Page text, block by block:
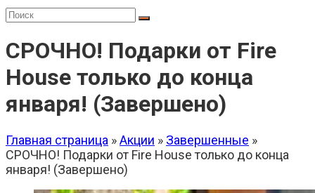
СРОЧНО! Подарки от Fire
House только до конца
января! (Завершено)
Главная страница »Акции » Завершенные »
СРОЧНО! Подарки от Fire House только до конца
января! (Завершено)